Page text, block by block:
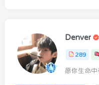
Denver
289
愿你生命